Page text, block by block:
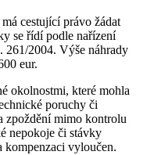
má cestující právo žádat
se řídí podle nařízení
261/2004. Výše náhrady
eur.
okolnostmi, které mohla
poruchy či
zpoždění mimo kontrolu
nepokoje či stávky
kompenzaci vyloučen.